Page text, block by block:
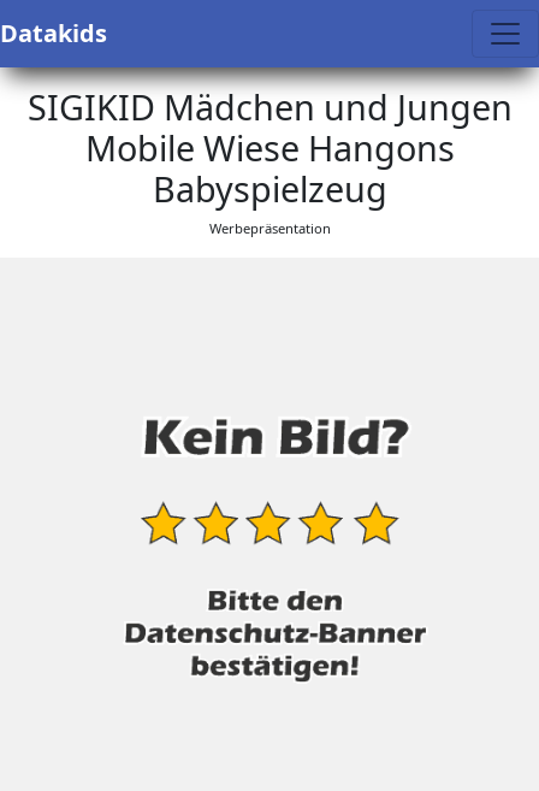
Datakids
SIGIKID Mädchen und Jungen
Mobile Wiese Hangons
Babyspielzeug
Werbepräsentation